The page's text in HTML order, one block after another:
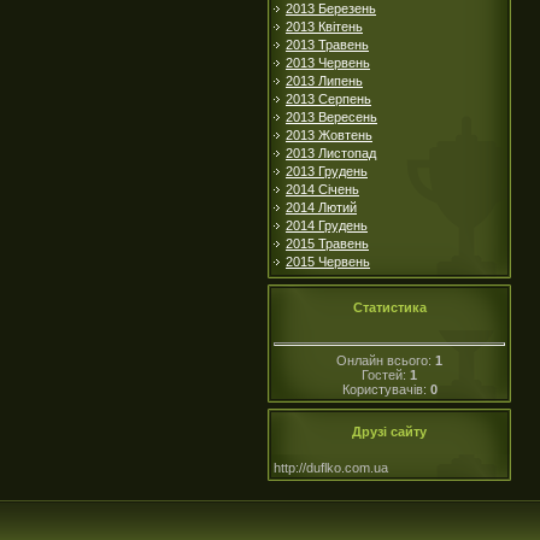
2013 Березень
2013 Квітень
2013 Травень
2013 Червень
2013 Липень
2013 Серпень
2013 Вересень
2013 Жовтень
2013 Листопад
2013 Грудень
2014 Січень
2014 Лютий
2014 Грудень
2015 Травень
2015 Червень
Статистика
Онлайн всього: 1
Гостей: 1
Користувачів: 0
Друзі сайту
http://duflko.com.ua